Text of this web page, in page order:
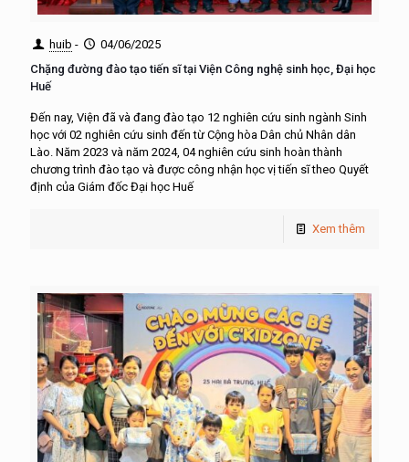
huib -
04/06/2025
Chặng đường đào tạo tiến sĩ tại Viện Công nghệ sinh học, Đại học
Huế
Đến nay, Viện đã và đang đào tạo 12 nghiên cứu sinh ngành Sinh
học với 02 nghiên cứu sinh đến từ Cộng hòa Dân chủ Nhân dân
Lào. Năm 2023 và năm 2024, 04 nghiên cứu sinh hoàn thành
chương trình đào tạo và được công nhận học vị tiến sĩ theo Quyết
định của Giám đốc Đại học Huế
Xem thêm